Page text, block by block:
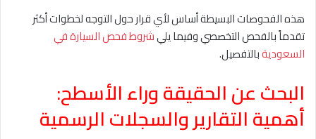
هذه الفحوصات البسيطة أساس لأي قرار حول التوجه لخطوات أكثر
تقدماً بالفحص التخصصي وفيما يليشروط فحص السيارة في
السعوديةبالتفصيل.
البحث عن الحقيقة وراء الأسطح:
أهمية التقارير والسجلات الرسمية